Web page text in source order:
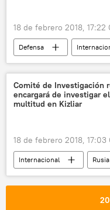
18 de febrero 2018, 17:22
Defensa
China
J-20
Rusia
🌏 Asia
Comité de Investigación
encargará de investigar
multitud en Kizliar
18 de febrero 2018, 17:03
Internacional Rusia
tiroteo
ataque